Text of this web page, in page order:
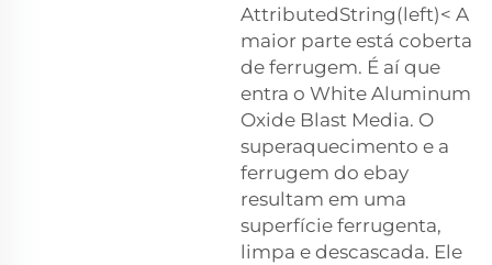
AttributedString(left)< A
maior parte está coberta
de ferrugem. É aí que
entra o White Aluminum
Oxide Blast Media. O
superaquecimento e a
ferrugem do ebay
resultam em uma
superfície ferrugenta,
limpa e descascada. Ele